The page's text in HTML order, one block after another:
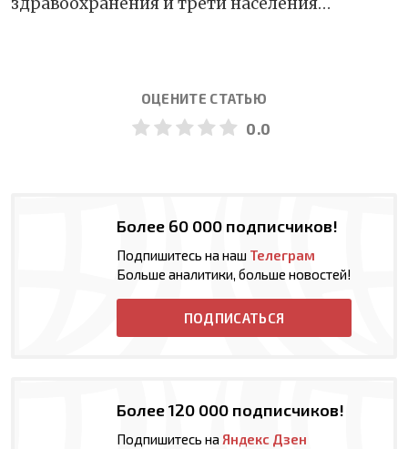
ОЦЕНИТЕ СТАТЬЮ
0.0
Более 60 000 подписчиков!
Подпишитесь на наш Телеграм
Больше аналитики, больше новостей!
ПОДПИСАТЬСЯ
Более 120 000 подписчиков!
Подпишитесь на Яндекс Дзен